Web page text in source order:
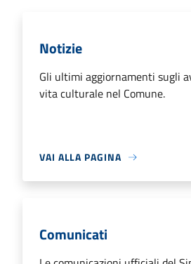
Notizie
Gli ultimi aggiornamenti sugli
vita culturale nel Comune.
VAI ALLA PAGINA
Comunicati